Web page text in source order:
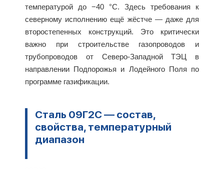
температурой до −40 °C. Здесь требования к
северному исполнению ещё жёстче — даже для
второстепенных конструкций. Это критически
важно при строительстве газопроводов и
трубопроводов от Северо-Западной ТЭЦ в
направлении Подпорожья и Лодейного Поля по
программе газификации.
Сталь 09Г2С — состав,
свойства, температурный
диапазон